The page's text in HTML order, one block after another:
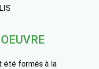
été formés à la